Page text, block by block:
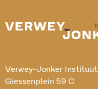
Verwey-Jonker Instituut
Giessenplein 59 C